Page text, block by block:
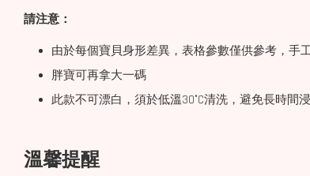
請注意：
由於每個寶貝身形差異，表格參數僅供參考，手
胖寶可再拿大一碼
此款不可漂白，須於低溫30°C清洗，避免長時間
溫馨提醒